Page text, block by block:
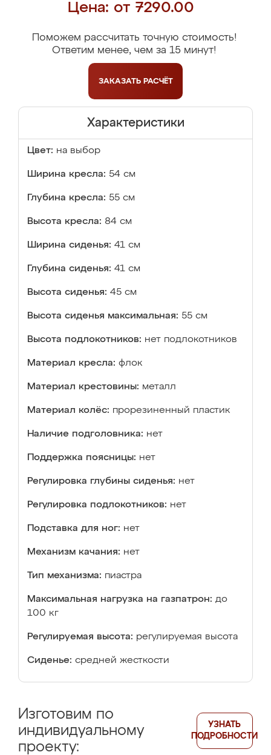
Цена: от 7290.00
Поможем рассчитать точную стоимость!
Ответим менее, чем за 15 минут!
ЗАКАЗАТЬ РАСЧЁТ
Характеристики
Цвет: на выбор
Ширина кресла: 54 см
Глубина кресла: 55 см
Высота кресла: 84 см
Ширина сиденья: 41 см
Глубина сиденья: 41 см
Высота сиденья: 45 см
Высота сиденья максимальная: 55 см
Высота подлокотников: нет подлокотников
Материал кресла: флок
Материал крестовины: металл
Материал колёс: прорезиненный пластик
Наличие подголовника: нет
Поддержка поясницы: нет
Регулировка глубины сиденья: нет
Регулировка подлокотников: нет
Подставка для ног: нет
Механизм качания: нет
Тип механизма: пиастра
Максимальная нагрузка на газпатрон: до
100 кг
Регулируемая высота: регулируемая высота
Сиденье: средней жесткости
Изготовим по
индивидуальному
проекту:
УЗНАТЬ
ПОДРОБНОСТИ